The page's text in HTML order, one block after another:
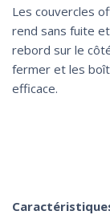
Les couvercles
rend sans fuite
rebord sur le
fermer et les
efficace.